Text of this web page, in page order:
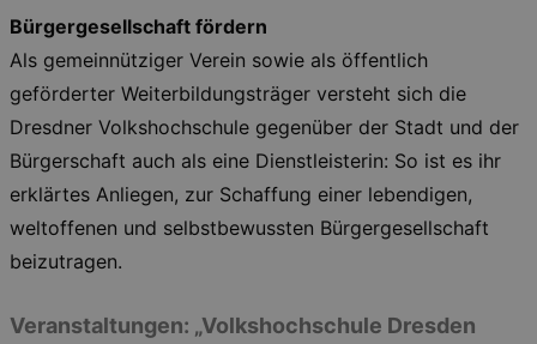
Bürgergesellschaft fördern
Als gemeinnütziger Verein sowie als öffentlich
geförderter Weiterbildungsträger versteht sich die
Dresdner Volkshochschule gegenüber der Stadt und der
Bürgerschaft auch als eine Dienstleisterin: So ist es ihr
erklärtes Anliegen, zur Schaffung einer lebendigen,
weltoffenen und selbstbewussten Bürgergesellschaft
beizutragen.
Veranstaltungen: „Volkshochschule Dresden